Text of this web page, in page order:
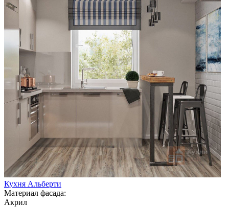
Кухня Альберти
Материал фасада:
Акрил